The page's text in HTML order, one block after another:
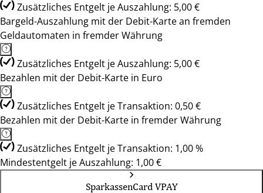
Zusätzliches Entgelt je Auszahlung: 5,00 €
Bargeld-Auszahlung mit der Debit-Karte an fremden
Geldautomaten in fremder Währung
Zusätzliches Entgelt je Auszahlung: 5,00 €
Bezahlen mit der Debit-Karte in Euro
Zusätzliches Entgelt je Transaktion: 0,50 €
Bezahlen mit der Debit-Karte in fremder Währung
Zusätzliches Entgelt je Transaktion: 1,00 %
Mindestentgelt je Auszahlung: 1,00 €
SparkassenCard VPAY